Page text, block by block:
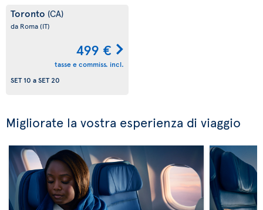
Toronto (CA)
da Roma(IT)
499 €
tasse e commiss. incl.
SET 10 aSET 20
Migliorate la vostra esperienza di viaggio